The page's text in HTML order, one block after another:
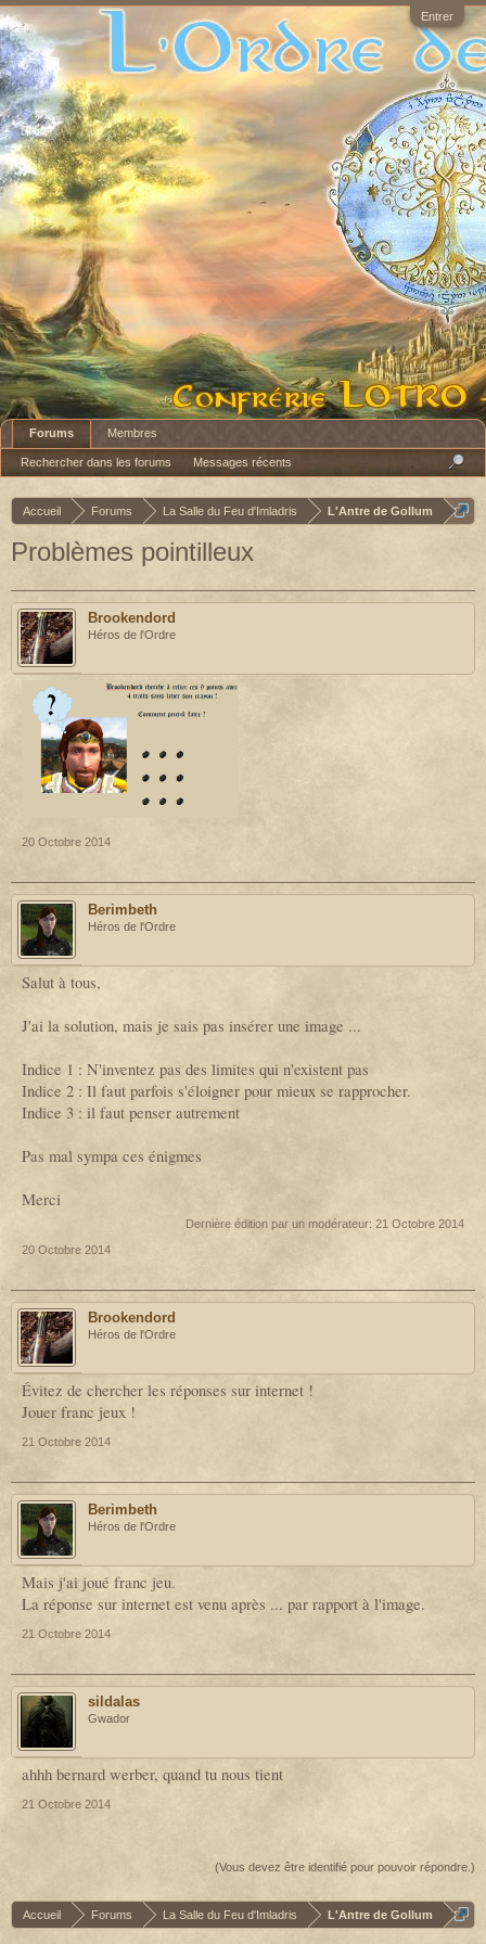
Entrer
Accueil Forums La Salle du Feu d'Imladris L'Antre de Gollum
Problèmes pointilleux
Brookendord
Héros de l'Ordre
20 Octobre 2014
Berimbeth
Héros de l'Ordre
Salut à tous,
J'ai la solution, mais je sais pas insérer une image ...
Indice 1 : N'inventez pas des limites qui n'existent pas
Indice 2 : Il faut parfois s'éloigner pour mieux se rapprocher.
Indice 3 : il faut penser autrement
Pas mal sympa ces énigmes
Merci
Dernière édition par un modérateur: 21 Octobre 2014
20 Octobre 2014
Brookendord
Héros de l'Ordre
Évitez de chercher les réponses sur internet !
Jouer franc jeux !
21 Octobre 2014
Berimbeth
Héros de l'Ordre
Mais j'ai joué franc jeu.
La réponse sur internet est venu après ... par rapport à l'image.
21 Octobre 2014
sildalas
Gwador
ahhh bernard werber, quand tu nous tient
21 Octobre 2014
(Vous devez être identifié pour pouvoir répondre.)
Accueil Forums La Salle du Feu d'Imladris L'Antre de Gollum
Forums
Rechercher dans les forums Messages récents
Membres